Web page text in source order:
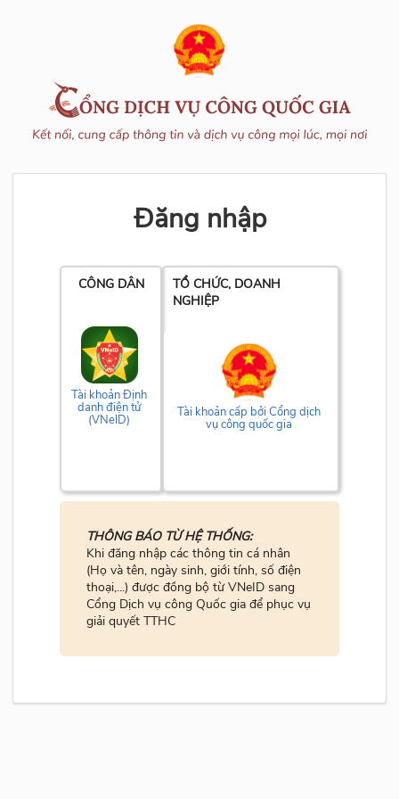
Đăng nhập
CÔNG DÂN
Tài khoản Định
danh điện tử
(VNeID)
TỔ CHỨC, DOANH
NGHIỆP
Tài khoản cấp bởi Cổng dịch
vụ công quốc gia
THÔNG BÁO TỪ HỆ THỐNG:
Khi đăng nhập các thông tin cá nhân
(Họ và tên, ngày sinh, giới tính, số điện
thoại,...) được đồng bộ từ VNeID sang
Cổng Dịch vụ công Quốc gia để phục vụ
giải quyết TTHC